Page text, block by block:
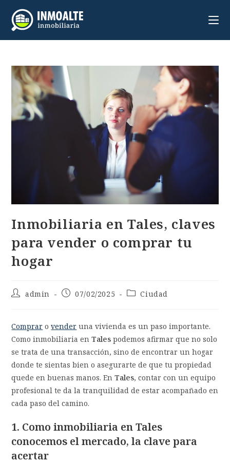
Inmobiliaria en Tales, claves
para vender o comprar tu
hogar
admin 07/02/2025 Ciudad
Comprar ovender una vivienda es un paso importante.
Como inmobiliaria en Tales podemos afirmar que no solo
se trata de una transacción, sino de encontrar un hogar
donde te sientas bien o asegurarte de que tu propiedad
quede en buenas manos. EnTales, contar con un equipo
profesional te da la tranquilidad de estar acompañado en
cada paso del camino.
1. Como inmobiliaria en Tales
conocemos el mercado, la clave para
acertar